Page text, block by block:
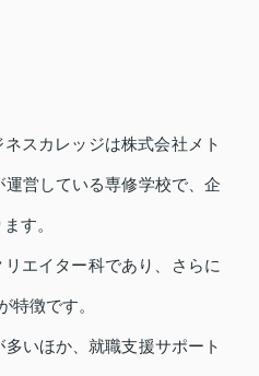
スカレッジは株式会社メト
営している専修学校で、企
す。
エイター科であり、さらに
特徴です。
いほか、就職支援サポート